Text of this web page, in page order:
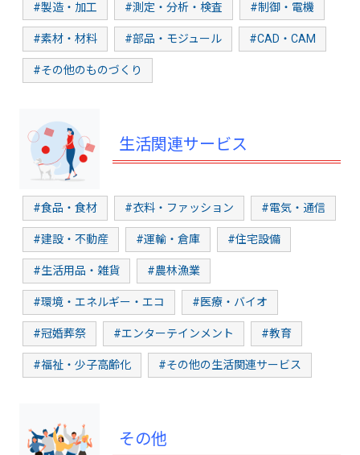
#製造・加工 #測定・分析・検査 #制御・電機
#素材・材料 #部品・モジュール #CAD・CAM
#その他のものづくり
生活関連サービス
#食品・食材 #衣料・ファッション #電気・通信
#建設・不動産 #運輸・倉庫 #住宅設備
#生活用品・雑貨 #農林漁業
#環境・エネルギー・エコ #医療・バイオ
#冠婚葬祭 #エンターテインメント #教育
#福祉・少子高齢化 #その他の生活関連サービス
その他